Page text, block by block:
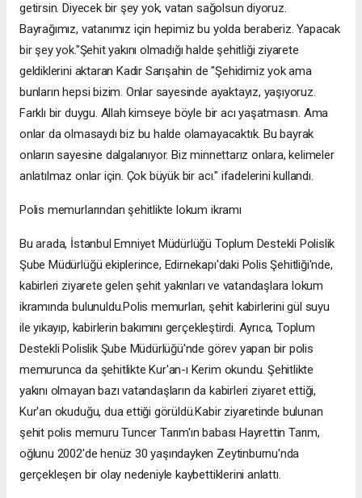
getirsin. Diyecek bir şey yok, vatan sağolsun diyoruz.
Bayrağımız, vatanımız için hepimiz bu yolda beraberiz. Yapacak
bir şey yok."Şehit yakını olmadığı halde şehitliği ziyarete
geldiklerini aktaran Kadir Sarışahin de "Şehidimiz yok ama
bunların hepsi bizim. Onlar sayesinde ayaktayız, yaşıyoruz.
Farklı bir duygu. Allah kimseye böyle bir acı yaşatmasın. Ama
onlar da olmasaydı biz bu halde olamayacaktık. Bu bayrak
onların sayesine dalgalanıyor. Biz minnettarız onlara, kelimeler
anlatılmaz onlar için. Çok büyük bir acı." ifadelerini kullandı.
Polis memurlarından şehitlikte lokum ikramı
Bu arada, İstanbul Emniyet Müdürlüğü Toplum Destekli Polislik
Şube Müdürlüğü ekiplerince, Edirnekapı'daki Polis Şehitliği'nde,
kabirleri ziyarete gelen şehit yakınları ve vatandaşlara lokum
ikramında bulunuldu.Polis memurları, şehit kabirlerini gül suyu
ile yıkayıp, kabirlerin bakımını gerçekleştirdi. Ayrıca, Toplum
Destekli Polislik Şube Müdürlüğü'nde görev yapan bir polis
memurunca da şehitlikte Kur'an-ı Kerim okundu. Şehitlikte
yakını olmayan bazı vatandaşların da kabirleri ziyaret ettiği,
Kur'an okuduğu, dua ettiği görüldü.Kabir ziyaretinde bulunan
şehit polis memuru Tuncer Tarım'ın babası Hayrettin Tarım,
oğlunu 2002'de henüz 30 yaşındayken Zeytinburnu'nda
gerçekleşen bir olay nedeniyle kaybettiklerini anlattı.